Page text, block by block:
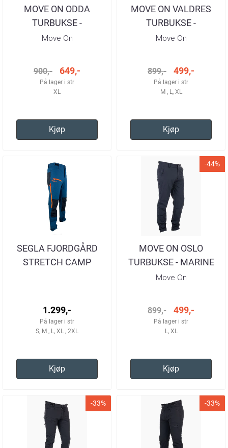
MOVE ON ODDA
TURBUKSE -
SAND/MARINE HERRE
Move On
900,- 649,-
På lager i str
XL
Kjøp
MOVE ON VALDRES
TURBUKSE -
SAND/MARINE HERRE
Move On
899,- 499,-
På lager i str
M , L, XL
Kjøp
SEGLA FJORDGÅRD
STRETCH CAMP
1.299,-
På lager i str
S, M , L, XL , 2XL
Kjøp
-44%
MOVE ON OSLO
TURBUKSE - MARINE
HERRE
Move On
899,- 499,-
På lager i str
L, XL
Kjøp
-33% -33%